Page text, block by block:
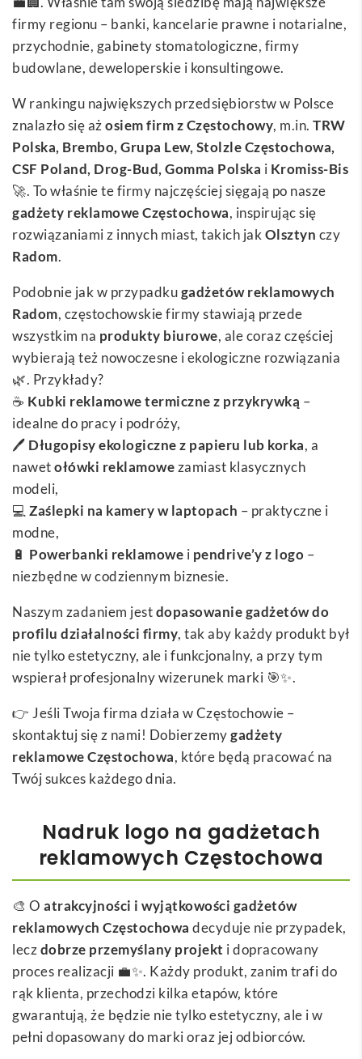
firmy regionu – banki, kancelarie prawne i notarialne,
przychodnie, gabinety stomatologiczne, firmy
budowlane, deweloperskie i konsultingowe.
W rankingu największych przedsiębiorstw w Polsce
znalazło się ażosiem firm z Częstochowy, m.in. TRW
Polska, Brembo, Grupa Lew, Stolzle Częstochowa,
CSF Poland, Drog-Bud, Gomma Polska i Kromiss-Bis
🚀. To właśnie te firmy najczęściej sięgają po nasze
gadżety reklamowe Częstochowa, inspirując się
rozwiązaniami z innych miast, takich jak Olsztyn czy
Radom.
Podobnie jak w przypadkugadżetów reklamowych
Radom, częstochowskie firmy stawiają przede
wszystkim na produkty biurowe, ale coraz częściej
wybierają też nowoczesne i ekologiczne rozwiązania
🌿. Przykłady?
☕ Kubki reklamowe termiczne z przykrywką –
idealne do pracy i podróży,
🖊️ Długopisy ekologiczne z papieru lub korka, a
nawetołówki reklamowezamiast klasycznych
modeli,
💻 Zaślepki na kamery w laptopach – praktyczne i
modne,
🔋 Powerbanki reklamowe i pendrive’y z logo –
niezbędne w codziennym biznesie.
Naszym zadaniem jestdopasowanie gadżetów do
profilu działalności firmy, tak aby każdy produkt był
nie tylko estetyczny, ale i funkcjonalny, a przy tym
wspierał profesjonalny wizerunek marki 🎯✨.
👉 Jeśli Twoja firma działa w Częstochowie –
skontaktuj się z nami! Dobierzemygadżety
reklamowe Częstochowa, które będą pracować na
Twój sukces każdego dnia.
Nadruk logo na gadżetach
reklamowych Częstochowa
🎨 O atrakcyjności i wyjątkowości gadżetów
reklamowych Częstochowa decyduje nie przypadek,
leczdobrze przemyślany projekt i dopracowany
proces realizacji 💼✨. Każdy produkt, zanim trafi do
rąk klienta, przechodzi kilka etapów, które
gwarantują, że będzie nie tylko estetyczny, ale i w
pełni dopasowany do marki oraz jej odbiorców.